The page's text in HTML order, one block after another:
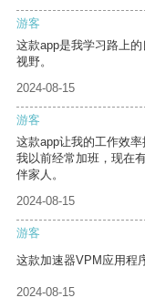
游客
这款app是我学习路上
视野。
2024-08-15
游客
这款app让我的工作效
我以前经常加班，现在
伴家人。
2024-08-15
游客
这款加速器VPM应用程
2024-08-15